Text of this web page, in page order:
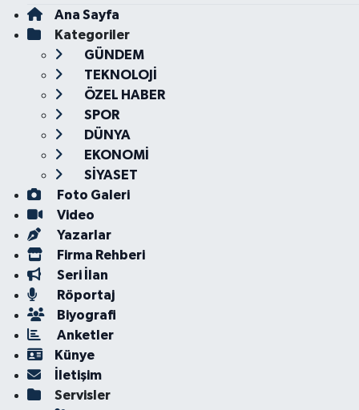
Ana Sayfa
Kategoriler
GÜNDEM
TEKNOLOJİ
ÖZEL HABER
SPOR
DÜNYA
EKONOMİ
SİYASET
Foto Galeri
Video
Yazarlar
Firma Rehberi
Seri İlan
Röportaj
Biyografi
Anketler
Künye
İletişim
Servisler